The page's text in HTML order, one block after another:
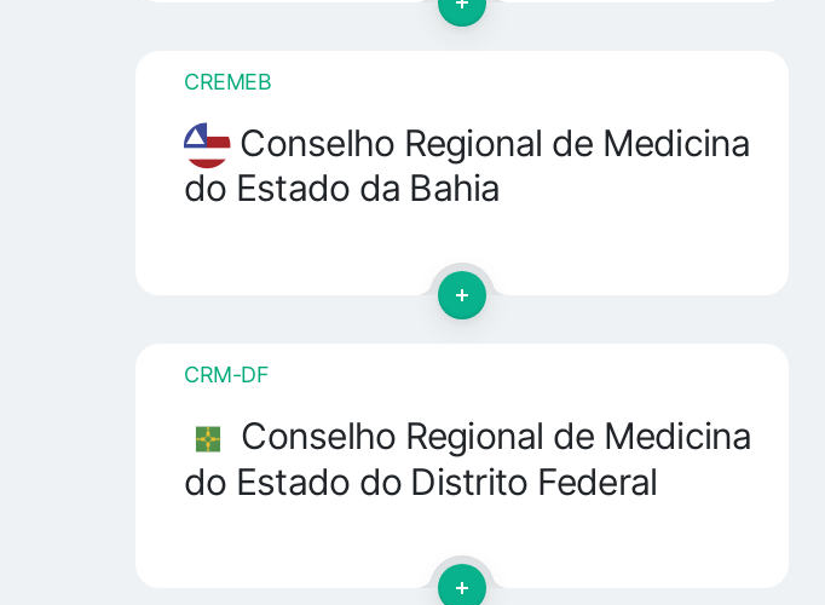
CREMEB
Conselho Regional de Medicina
do Estado da Bahia
CRM-DF
Conselho Regional de Medicina
do Estado do Distrito Federal